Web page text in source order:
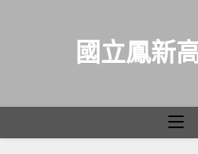
國立鳳新